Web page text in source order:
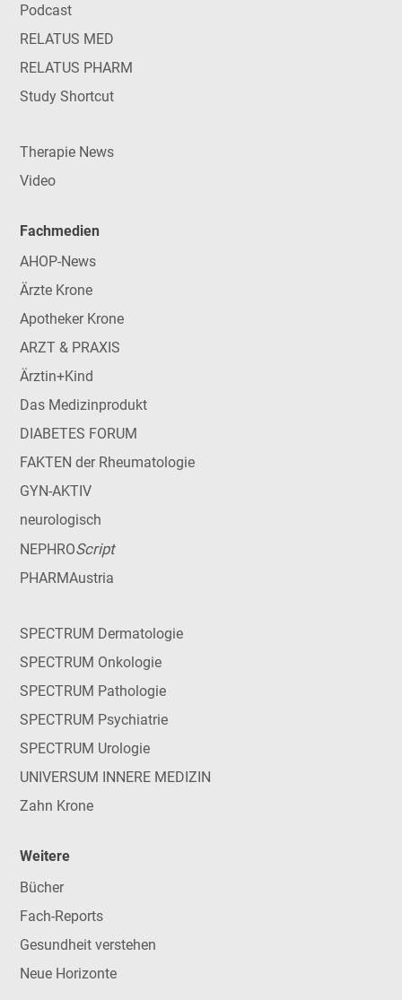
Podcast
RELATUS MED
RELATUS PHARM
Study Shortcut
Therapie News
Video
Fachmedien
AHOP-News
Ärzte Krone
Apotheker Krone
ARZT & PRAXIS
Ärztin+Kind
Das Medizinprodukt
DIABETES FORUM
FAKTEN der Rheumatologie
GYN-AKTIV
neurologisch
NEPHROScript
PHARMAustria
SPECTRUM Dermatologie
SPECTRUM Onkologie
SPECTRUM Pathologie
SPECTRUM Psychiatrie
SPECTRUM Urologie
UNIVERSUM INNERE MEDIZIN
Zahn Krone
Weitere
Bücher
Fach-Reports
Gesundheit verstehen
Neue Horizonte